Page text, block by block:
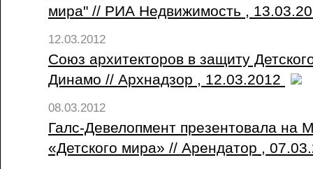
мира" // РИА Недвижимость ,
12.03.2012
Союз архитекторов в защиту
Динамо // Архнадзор , 12.03.2012
08.03.2012
Галс-Девелопмент презентовала на
«Детского мира» // Арендатор ,